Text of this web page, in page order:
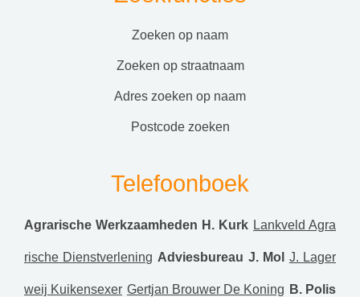
zoeken op naam
zoeken op straatnaam
adres zoeken op naam
postcode zoeken
Telefoonboek
Agrarische Werkzaamheden H. Kurk Lankveld Agra
rische Dienstverlening Adviesbureau J. Mol J. Lager
weij Kuikensexer Gertjan Brouwer De Koning B. Polis